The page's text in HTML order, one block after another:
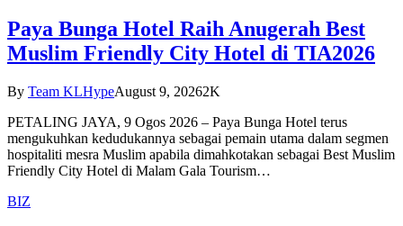
Paya Bunga Hotel Raih Anugerah Best
Muslim Friendly City Hotel di TIA2026
By Team KLHypeAugust 9, 20262K
PETALING JAYA, 9 Ogos 2026 – Paya Bunga Hotel terus
mengukuhkan kedudukannya sebagai pemain utama dalam segmen
hospitaliti mesra Muslim apabila dimahkotakan sebagai Best Muslim
Friendly City Hotel di Malam Gala Tourism…
BIZ